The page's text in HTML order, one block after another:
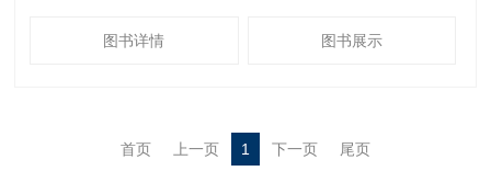
气个例，对雾、霾天气的预报技术和预报
形对雾、霾的影响层面，建立京津冀雾、
霾天气概念模型与预报思路；总结京津冀
图书详情 图书展示
首页 上一页 1 下一页 尾页